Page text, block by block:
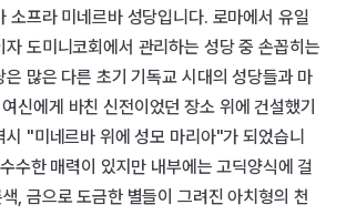
소프라 미네르바 성당입니다. 로마에서 유일
자 도미니코회에서 관리하는 성당 중 손꼽히는
은 많은 다른 초기 기독교 시대의 성당들과 마
신에게 바친 신전이었던 장소 위에 건설했기
시 "미네르바 위에 성모 마리아"가 되었습니
수한 매력이 있지만 내부에는 고딕양식에 걸
, 금으로 도금한 별들이 그려진 아치형의 천